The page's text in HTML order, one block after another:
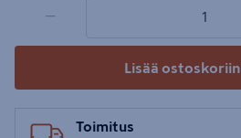
−
Lisää ostoskoriin
Toimitus